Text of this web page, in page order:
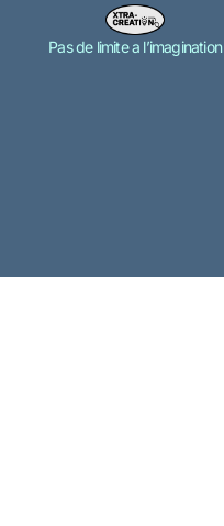
Pas de limite a l’imagination